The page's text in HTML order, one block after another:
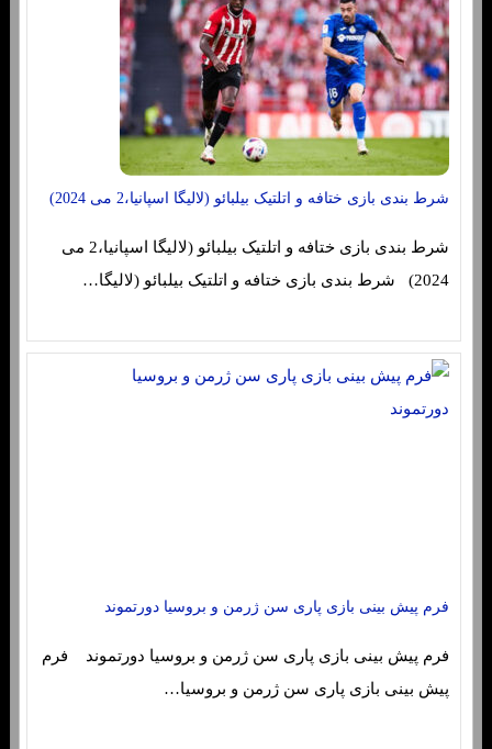
شرط بندی بازی ختافه و اتلتیک بیلبائو (لالیگا اسپانیا،2 می 2024)
شرط بندی بازی ختافه و اتلتیک بیلبائو (لالیگا اسپانیا،2 می
2024) شرط بندی بازی ختافه و اتلتیک بیلبائو (لالیگا…
فرم پیش بینی بازی پاری سن ژرمن و بروسیا دورتموند
فرم پیش بینی بازی پاری سن ژرمن و بروسیا دورتموند فرم
پیش بینی بازی پاری سن ژرمن و بروسیا…